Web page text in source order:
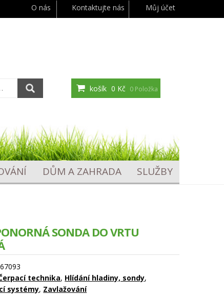
O nás Kontaktujte nás Můj účet
košík 0 Kč 0 Položka
DŮM A ZAHRADA SLUŽBY
SONDA DO VRTU
technika, Hlídání hladiny, sondy,
systémy, Zavlažování